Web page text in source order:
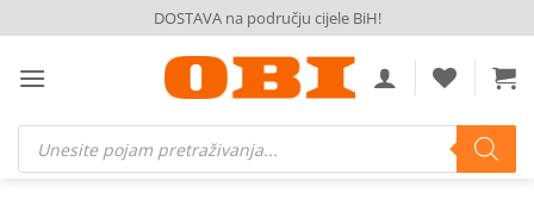
to
content
DOSTAVA na području cijele BiH!
Products
search